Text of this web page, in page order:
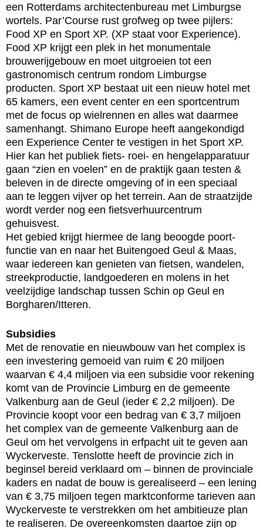
een Rotterdams architectenbureau met Limburgse
wortels. Par’Course rust grofweg op twee pijlers:
Food XP en Sport XP. (XP staat voor Experience).
Food XP krijgt een plek in het monumentale
brouwerijgebouw en moet uitgroeien tot een
gastronomisch centrum rondom Limburgse
producten. Sport XP bestaat uit een nieuw hotel met
65 kamers, een event center en een sportcentrum
met de focus op wielrennen en alles wat daarmee
samenhangt. Shimano Europe heeft aangekondigd
een Experience Center te vestigen in het Sport XP.
Hier kan het publiek fiets- roei- en hengelapparatuur
gaan “zien en voelen” en de praktijk gaan testen &
beleven in de directe omgeving of in een speciaal
aan te leggen vijver op het terrein. Aan de straatzijde
wordt verder nog een fietsverhuurcentrum
gehuisvest.
Het gebied krijgt hiermee de lang beoogde poort-
functie van en naar het Buitengoed Geul & Maas,
waar iedereen kan genieten van fietsen, wandelen,
streekproductie, landgoederen en molens in het
veelzijdige landschap tussen Schin op Geul en
Borgharen/Itteren.
Subsidies
Met de renovatie en nieuwbouw van het complex is
een investering gemoeid van ruim € 20 miljoen
waarvan € 4,4 miljoen via een subsidie voor rekening
komt van de Provincie Limburg en de gemeente
Valkenburg aan de Geul (ieder € 2,2 miljoen). De
Provincie koopt voor een bedrag van € 3,7 miljoen
het complex van de gemeente Valkenburg aan de
Geul om het vervolgens in erfpacht uit te geven aan
Wyckerveste. Tenslotte heeft de provincie zich in
beginsel bereid verklaard om – binnen de provinciale
kaders en nadat de bouw is gerealiseerd – een lening
van € 3,75 miljoen tegen marktconforme tarieven aan
Wyckerveste te verstrekken om het ambitieuze plan
te realiseren. De overeenkomsten daartoe zijn op